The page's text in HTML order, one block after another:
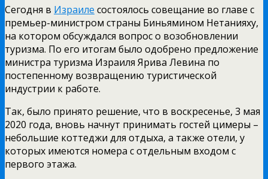
Сегодня в Израиле состоялось совещание во главе с
премьер-министром страны Биньямином Нетанияху,
на котором обсуждался вопрос о возобновлении
туризма. По его итогам было одобрено предложение
министра туризма Израиля Ярива Левина по
постепенному возвращению туристической
индустрии к работе.
Так, было принято решение, что в воскресенье, 3 мая
2020 года, вновь начнут принимать гостей цимеры –
небольшие коттеджи для отдыха, а также отели, у
которых имеются номера с отдельным входом с
первого этажа.